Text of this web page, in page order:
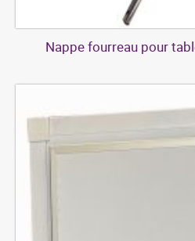
Nappe fourreau pour